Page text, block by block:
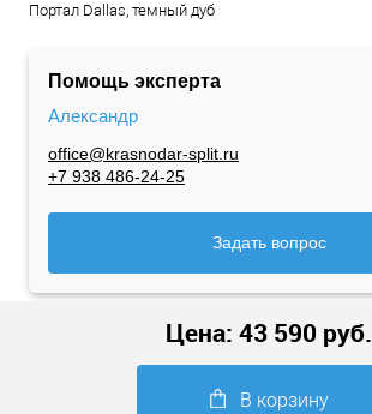
Портал Dallas, темный дуб
Помощь эксперта
Александр
office@krasnodar-split.ru
+7 938 486-24-25
Задать вопрос
Цена: 43 590 руб.
В корзину